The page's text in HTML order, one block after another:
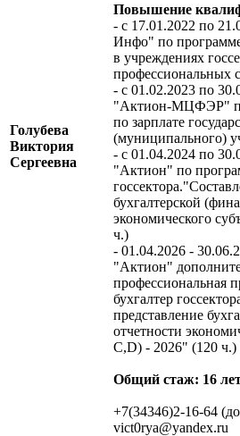
Голубева
Виктория
Сергеевна
Повышение
- с 17.01.2022 по
Инфо" по
в учреждениях
профессиональных
- с 01.02.2023 по
"Актион-МЦФЭР"
по зарплате
(муниципального)
- с 01.04.2024 по
"Актион" по
бухгалтерской
экономического
ч.)
- 01.04.2026 -
"Актион"
профессиональная
бухгалтер
представление
отчетности
C,D) - 2026" (120 ч.)
Общий стаж: 16
+7(34346)2-16-64
vict0rya@yandex.ru